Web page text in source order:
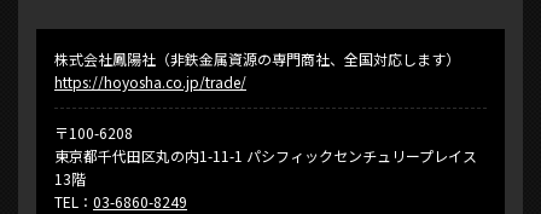
株式会社鳳陽社（非鉄金属資源の専門商社、全国対応します）
https://hoyosha.co.jp/trade/
〒100-6208
東京都千代田区丸の内1-11-1 パシフィックセンチュリープレイス
13階
TEL： 03-6860-8249